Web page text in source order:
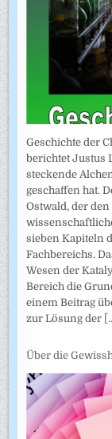
Geschichte der
berichtet Justus
steckende
geschaffen hat.
Ostwald, der
sieben Kapiteln
Fachbereichs.
Wesen der
Bereich die
einem Beitrag
zur Lösung der
Über die